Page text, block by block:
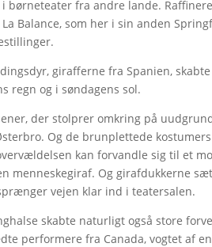
i børneteater fra andre lande.
Balance, som her i sin anden
girafferne fra Spanien,
regn og i søndagens sol.
der stolprer omkring på
Og de brunplettede
kan forvandle sig til et
menneskegiraf. Og girafdukkerne
vejen klar ind i teatersalen.
skabte naturligt også store
performere fra Canada, vogtet af